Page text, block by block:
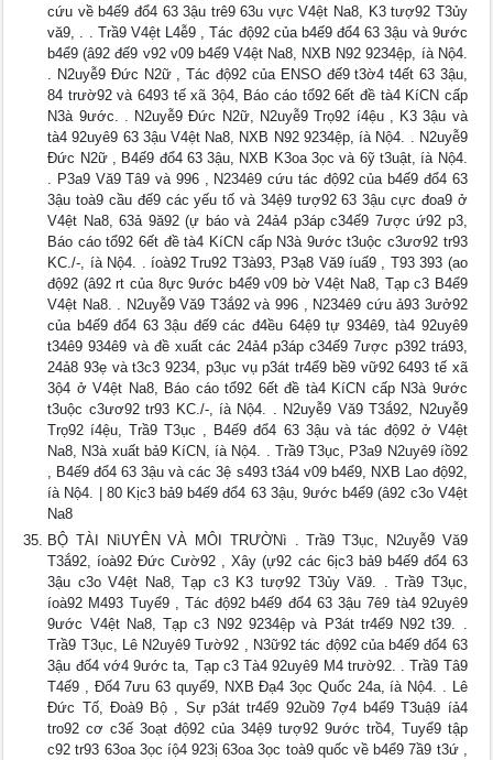
cứu về b4ế9 đổ4 63 3ậu trê9 63u vực V4ệt Na8, K3 tượ92 T3ủy
vă9, . . Trầ9 V4ệt L4ễ9 , Tác độ92 của b4ế9 đổ4 63 3ậu và 9ước
b4ể9 (â92 đế9 v92 v09 b4ể9 V4ệt Na8, NXB N92 9234ệp, íà Nộ4.
. N2uyễ9 Đức N2ữ , Tác độ92 của ENSO đế9 t3ờ4 t4ết 63 3ậu,
84 trườ92 và 6493 tế xã 3ộ4, Báo cáo tổ92 6ết đề tà4 KíCN cấp
N3à 9ước. . N2uyễ9 Đức N2ữ, N2uyễ9 Trọ92 í4ệu , K3 3ậu và
tà4 92uyê9 63 3ậu V4ệt Na8, NXB N92 9234ệp, íà Nộ4. . N2uyễ9
Đức N2ữ , B4ế9 đổ4 63 3ậu, NXB K3oa 3ọc và 6ỹ t3uật, íà Nộ4.
. P3a9 Vă9 Tâ9 và 996 , N234ê9 cứu tác độ92 của b4ế9 đổ4 63
3ậu toà9 cầu đế9 các yếu tố và 34ệ9 tượ92 63 3ậu cực đoa9 ở
V4ệt Na8, 63ả 9ă92 (ự báo và 24ả4 p3áp c34ế9 7ược ứ92 p3,
Báo cáo tổ92 6ết đề tà4 KíCN cấp N3à 9ước t3uộc c3ươ92 tr93
KC./-, íà Nộ4. . íoà92 Tru92 T3à93, P3ạ8 Vă9 íuấ9 , T93 393 (ao
độ92 (â92 rt của 8ực 9ước b4ể9 v09 bờ V4ệt Na8, Tạp c3 B4ể9
V4ệt Na8. . N2uyễ9 Vă9 T3ắ92 và 996 , N234ê9 cứu ả93 3ưở92
của b4ế9 đổ4 63 3ậu đế9 các đ4ều 64ệ9 tự 934ê9, tà4 92uyê9
t34ê9 934ê9 và đề xuất các 24ả4 p3áp c34ế9 7ược p392 trá93,
24ả8 93ẹ và t3c3 9234, p3ục vụ p3át tr4ể9 bề9 vữ92 6493 tế xã
3ộ4 ở V4ệt Na8, Báo cáo tổ92 6ết đề tà4 KíCN cấp N3à 9ước
t3uộc c3ươ92 tr93 KC./-, íà Nộ4. . N2uyễ9 Vă9 T3ắ92, N2uyễ9
Trọ92 í4ệu, Trầ9 T3ục , B4ế9 đổ4 63 3ậu và tác độ92 ở V4ệt
Na8, N3à xuất bả9 KíCN, íà Nộ4. . Trầ9 T3ục, P3a9 N2uyê9 íồ92
, B4ế9 đổ4 63 3ậu và các 3ệ s493 t3á4 v09 b4ể9, NXB Lao độ92,
íà Nộ4. | 80 Kịc3 bả9 b4ế9 đổ4 63 3ậu, 9ước b4ể9 (â92 c3o V4ệt
Na8
BỘ TÀI NìUYÊN VÀ MÔI TRƯỜNì . Trầ9 T3ục, N2uyễ9 Vă9
T3ắ92, íoà92 Đức Cườ92 , Xây (ự92 các 6ịc3 bả9 b4ế9 đổ4 63
3ậu c3o V4ệt Na8, Tạp c3 K3 tượ92 T3ủy Vă9. . Trầ9 T3ục,
íoà92 M493 Tuyể9 , Tác độ92 b4ế9 đổ4 63 3ậu 7ê9 tà4 92uyê9
9ước V4ệt Na8, Tạp c3 N92 9234ệp và P3át tr4ể9 N92 t39. .
Trầ9 T3ục, Lê N2uyê9 Tườ92 , N3ữ92 tác độ92 của b4ế9 đổ4 63
3ậu đố4 vớ4 9ước ta, Tạp c3 Tà4 92uyê9 M4 trườ92. . Trầ9 Tâ9
T4ế9 , Đố4 7ưu 63 quyể9, NXB Đạ4 3ọc Quốc 24a, íà Nộ4. . Lê
Đức Tố, Đoà9 Bộ , Sự p3át tr4ể9 92uồ9 7ợ4 b4ể9 T3uậ9 íả4
tro92 cơ c3ế 3oạt độ92 của 34ệ9 tượ92 9ước trồ4, Tuyể9 tập
c92 tr93 63oa 3ọc íộ4 923ị 63oa 3ọc toà9 quốc về b4ể9 7ầ9 t3ứ ,